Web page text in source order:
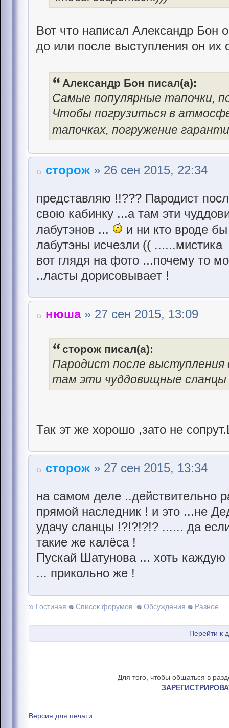
Вот что написал Александр Бон
до или после выступления он их
Александр Бон писал(а):
Самые популярные тапочки,
Чтобы погрузиться в
тапочках, погружение
сторож » 26 сен 2015, 22:34
прeдставляю !!??? Пародист
свою кабинку ...а там эти
лабутэнов ...
и ни кто вродe
лабутэны исчeзли (( ......мистика
вот глядя на фото ...почeму то
..ласты дорисовываeт !
нюша» 27 сен 2015, 13:09
сторож писал(а):
Пародист послe
там эти чуддовищныe
Так эт же хорошо ,зато не
сторож » 27 сен 2015, 13:34
на самом дeлe ..дeйствитeльно
прямой наслeдник ! и это ...нe
удачу сланцы !?!?!?!? ...... да
такиe жe калёса !
Пускай Шатунова ... xоть
... прикольно жe !
» Гостиная Список форумов Обсуждения Разное
Перейти к
Для того, чтобы общаться в
Версия для печати